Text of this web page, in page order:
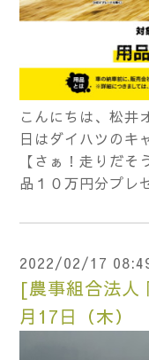
こんにちは、松井
日はダイハツの
【さぁ！走りだ
品１０万円分プレ
2022/02/17
[農事組合法人
月17日（木）